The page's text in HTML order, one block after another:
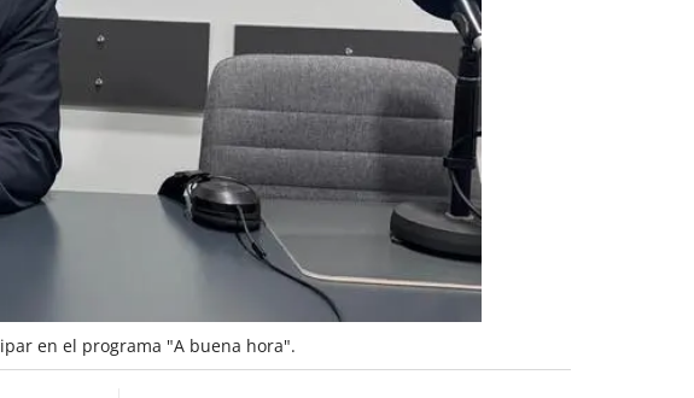
en el programa "A buena hora".